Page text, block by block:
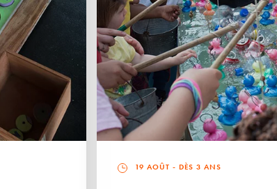
19 AOÛT - DÈS 3 ANS